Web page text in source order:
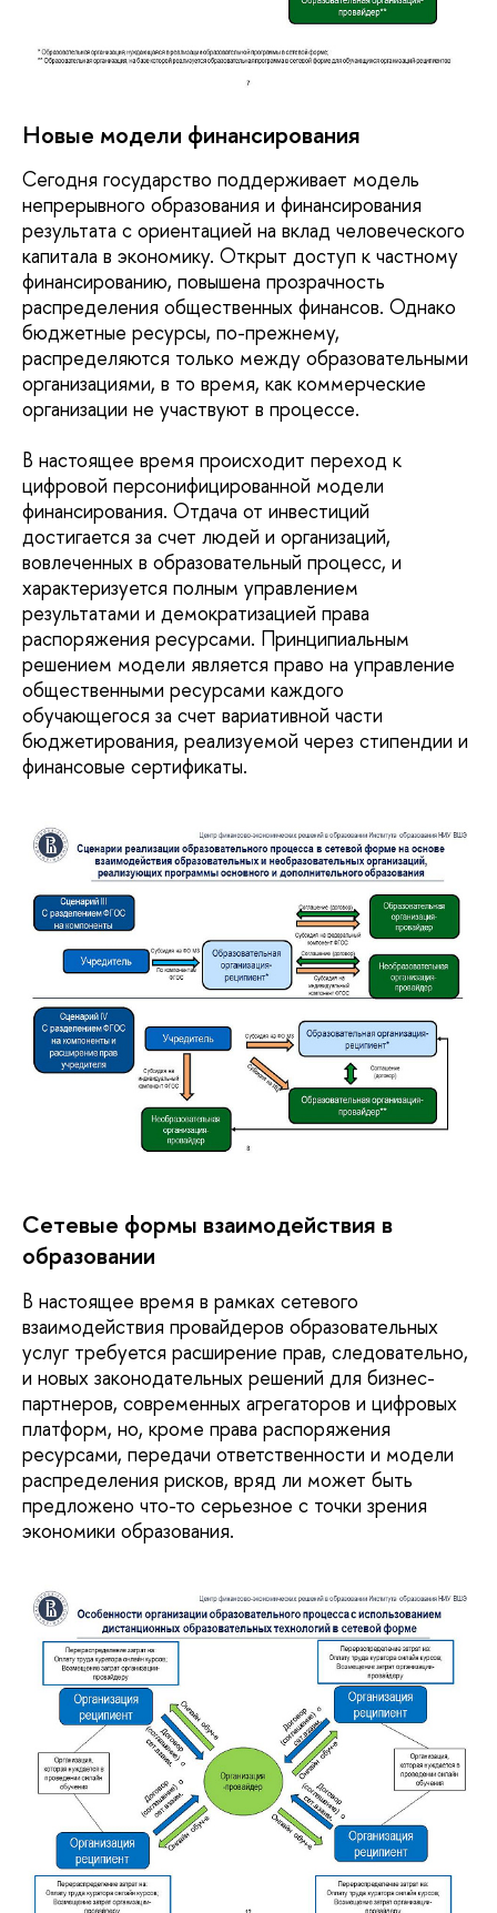
Новые модели финансирования
Сегодня государство поддерживает модель
непрерывного образования и финансирования
результата с ориентацией на вклад человеческого
капитала в экономику. Открыт доступ к частному
финансированию, повышена прозрачность
распределения общественных финансов. Однако
бюджетные ресурсы, по-прежнему,
распределяются только между образовательными
организациями, в то время, как коммерческие
организации не участвуют в процессе.
В настоящее время происходит переход к
цифровой персонифицированной модели
финансирования. Отдача от инвестиций
достигается за счет людей и организаций,
вовлеченных в образовательный процесс, и
характеризуется полным управлением
результатами и демократизацией права
распоряжения ресурсами. Принципиальным
решением модели является право на управление
общественными ресурсами каждого
обучающегося за счет вариативной части
бюджетирования, реализуемой через стипендии и
финансовые сертификаты.
Сетевые формы взаимодействия в
образовании
В настоящее время в рамках сетевого
взаимодействия провайдеров образовательных
услуг требуется расширение прав, следовательно,
и новых законодательных решений для бизнес-
партнеров, современных агрегаторов и цифровых
платформ, но, кроме права распоряжения
ресурсами, передачи ответственности и модели
распределения рисков, вряд ли может быть
предложено что-то серьезное с точки зрения
экономики образования.